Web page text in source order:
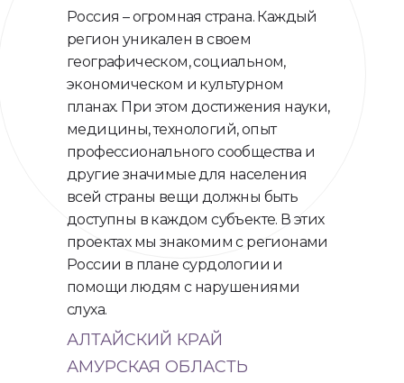
АМУРСКАЯ ОБЛАСТЬ
АЛТАЙСКИЙ КРАЙ
Россия – огромная страна. Каждый
регион уникален в своем
географическом, социальном,
экономическом и культурном
планах. При этом достижения науки,
медицины, технологий, опыт
профессионального сообщества и
другие значимые для населения
всей страны вещи должны быть
доступны в каждом субъекте. В этих
проектах мы знакомим с регионами
России в плане сурдологии и
помощи людям с нарушениями
слуха.